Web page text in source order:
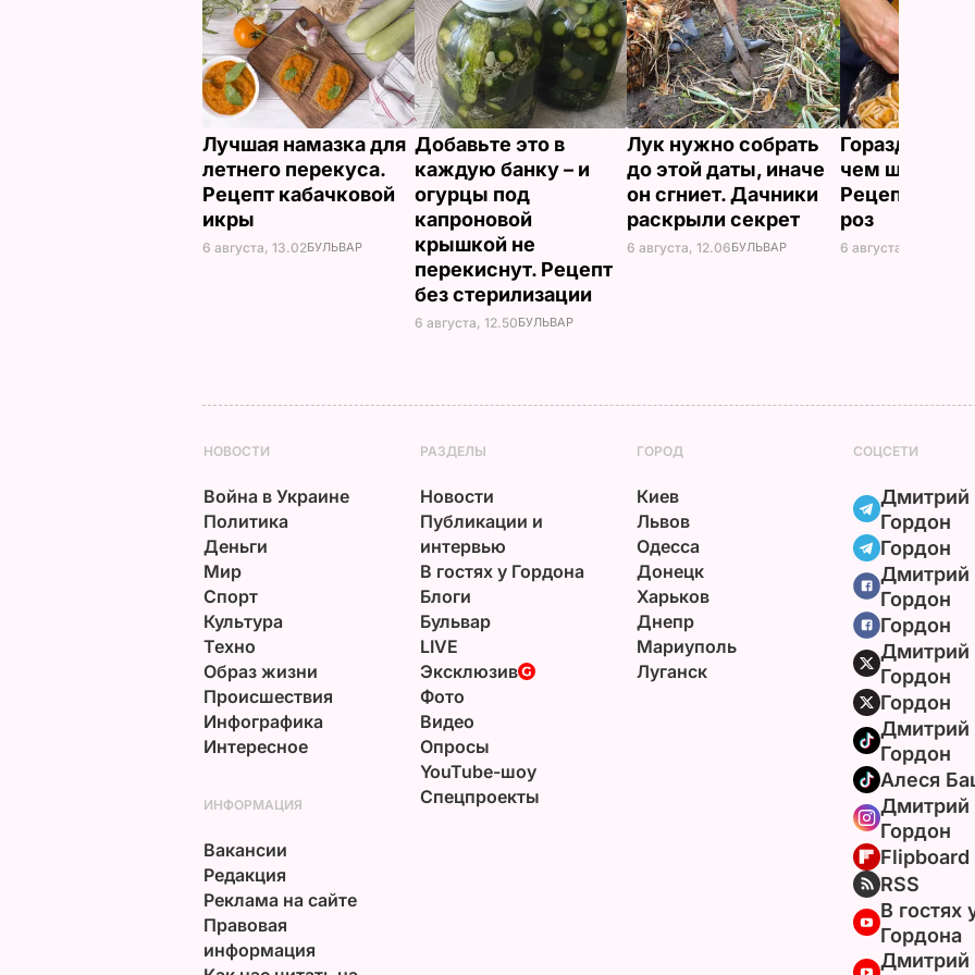
Лучшая намазка для
летнего перекуса.
Рецепт кабачковой
икры
6 августа, 13.02БУЛЬВАР
Добавьте это в
каждую банку – и
огурцы под
капроновой
крышкой не
перекиснут. Рецепт
без стерилизации
6 августа, 12.50БУЛЬВАР
Лук нужно собрать
до этой даты, иначе
он сгниет. Дачники
раскрыли секрет
6 августа, 12.06БУЛЬВАР
Гораздо
чем шарлотка.
Рецепт
роз
6 августа, 11.36
НОВОСТИ
Война в Украине
Политика
Деньги
Мир
Спорт
Культура
Техно
Образ жизни
Происшествия
Инфографика
Интересное
РАЗДЕЛЫ
Новости
Публикации и
интервью
В гостях у Гордона
Блоги
Бульвар
LIVE
Эксклюзив
Фото
Видео
Опросы
YouTube-шоу
Спецпроекты
ГОРОД
Киев
Львов
Одесса
Донецк
Харьков
Днепр
Мариуполь
Луганск
СОЦСЕТИ
Дмитрий
Гордон
Гордон
Дмитрий
Гордон
Гордон
Дмитрий
Гордон
Гордон
Дмитрий
Гордон
Алеся
Дмитрий
Гордон
Flipboard
RSS
В гостях
Гордона
Дмитрий
ИНФОРМАЦИЯ
Вакансии
Редакция
Реклама на сайте
Правовая
информация